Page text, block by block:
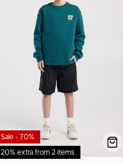
20% extra from 2 items
Sale - 70%